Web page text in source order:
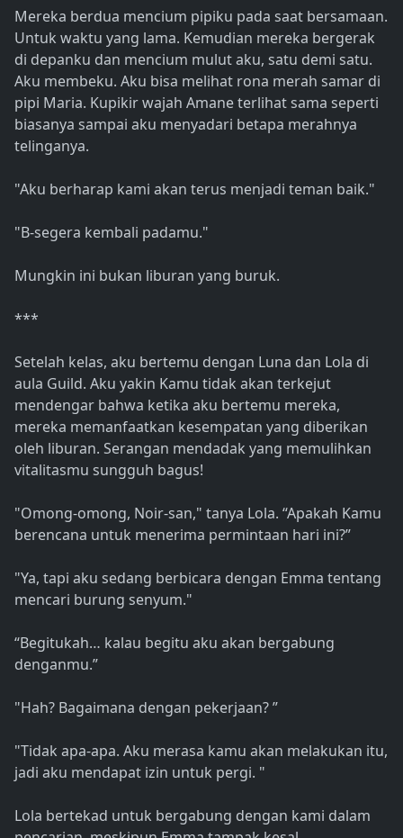
Mereka berdua mencium pipiku pada saat bersamaan.
Untuk waktu yang lama. Kemudian mereka bergerak
di depanku dan mencium mulut aku, satu demi satu.
Aku membeku. Aku bisa melihat rona merah samar di
pipi Maria. Kupikir wajah Amane terlihat sama seperti
biasanya sampai aku menyadari betapa merahnya
telinganya.
"Aku berharap kami akan terus menjadi teman baik."
"B-segera kembali padamu."
Mungkin ini bukan liburan yang buruk.
***
Setelah kelas, aku bertemu dengan Luna dan Lola di
aula Guild. Aku yakin Kamu tidak akan terkejut
mendengar bahwa ketika aku bertemu mereka,
mereka memanfaatkan kesempatan yang diberikan
oleh liburan. Serangan mendadak yang memulihkan
vitalitasmu sungguh bagus!
"Omong-omong, Noir-san," tanya Lola. “Apakah Kamu
berencana untuk menerima permintaan hari ini?”
"Ya, tapi aku sedang berbicara dengan Emma tentang
mencari burung senyum."
“Begitukah… kalau begitu aku akan bergabung
denganmu.”
"Hah? Bagaimana dengan pekerjaan? ”
"Tidak apa-apa. Aku merasa kamu akan melakukan itu,
jadi aku mendapat izin untuk pergi. "
Lola bertekad untuk bergabung dengan kami dalam